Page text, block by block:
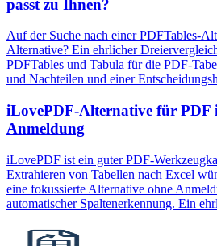
passt zu Ihnen?
Auf der Suche nach einer PDFTables-
Alternative? Ein ehrlicher
PDFTables und Tabula für die PDF-
und Nachteilen und einer
iLovePDF-Alternative für
Anmeldung
iLovePDF ist ein guter PDF-
Extrahieren von Tabellen nach Excel
eine fokussierte Alternative ohne
automatischer Spaltenerkennung. Ein